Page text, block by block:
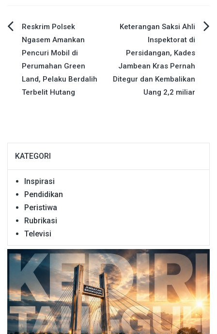
Navigasi
pos
Reskrim Polsek
Ngasem Amankan
Pencuri Mobil di
Perumahan Green
Land, Pelaku Berdalih
Terbelit Hutang
Keterangan Saksi Ahli
Inspektorat di
Persidangan, Kades
Jambean Kras Pernah
Ditegur dan Kembalikan
Uang 2,2 miliar
KATEGORI
Inspirasi
Pendidikan
Peristiwa
Rubrikasi
Televisi